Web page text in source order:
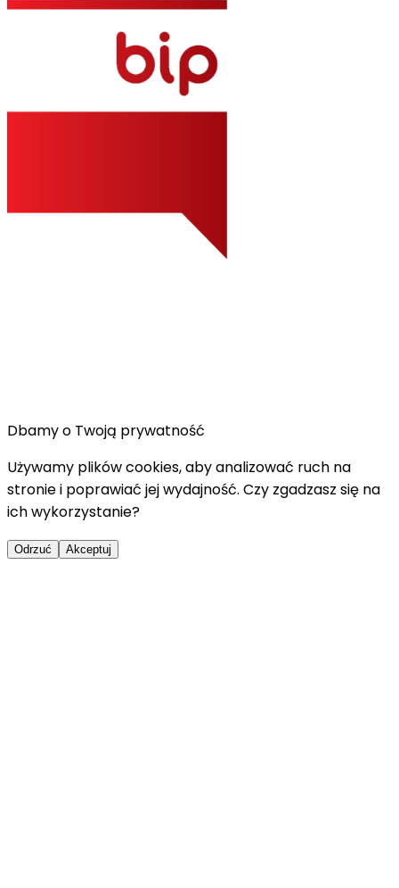
Dbamy o Twoją prywatność
Używamy plików cookies, aby analizować ruch na
stronie i poprawiać jej wydajność. Czy zgadzasz się na
ich wykorzystanie?
Odrzuć Akceptuj